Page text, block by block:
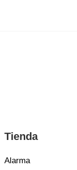
Tienda
Alarma